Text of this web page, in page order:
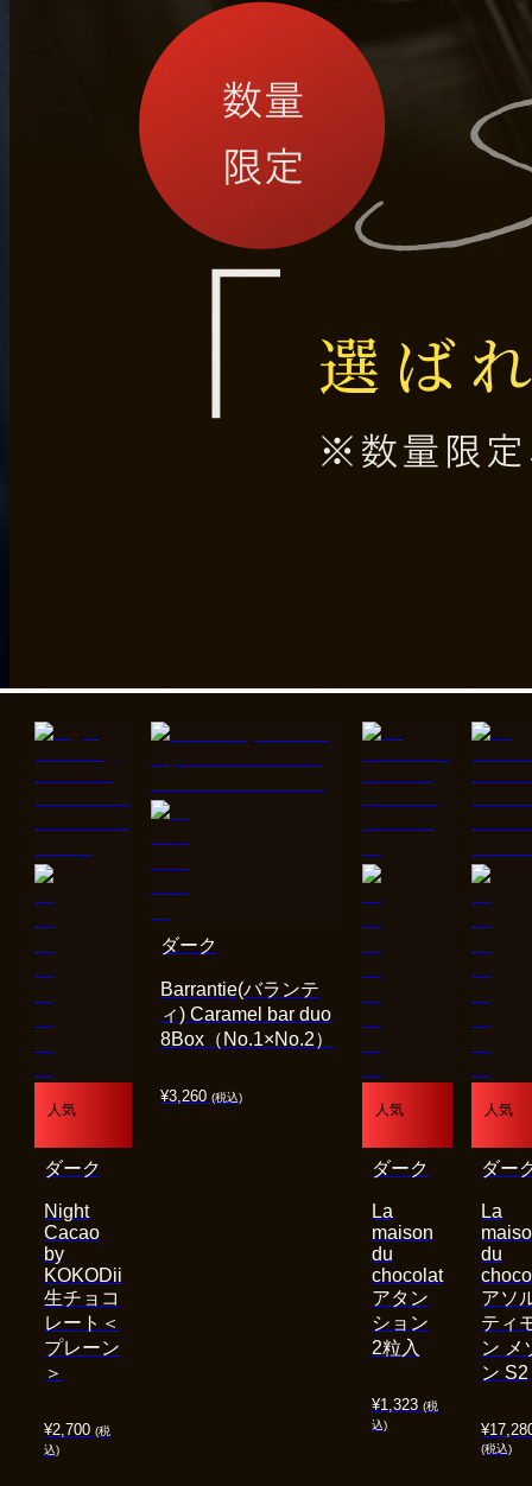
人気
¥2,700 (税
込)
Night
Cacao
by
KOKODii
生チョコ
レート＜
プレーン
＞
ダーク
¥3,260 (税込)
Barrantie(バランテ
ィ) Caramel bar duo
8Box（No.1×No.2）
ダーク
人気
¥1,323 (税
込)
La
maison
du
chocolat
アタン
ション
2粒入
ダーク
人気
¥
(税込)
La
du
アソ
ティ
ン メ
ン S2
ダー